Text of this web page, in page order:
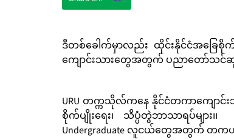
ဒီတစ်ခေါက်မှာလည်း ထိုင်းနိုင်ငံအခြေစိုက်
ကျောင်းသားတွေအတွက် ပညာတော်သင်ဆု
URU တက္ကသိုလ်ကနေ နိုင်ငံတကာကျေ
စိုက်ပျိုးရေး၊ သိပ္ပံတွဲဘာသာရပ်များ
Undergraduate လူငယ်တွေအတွက် တက